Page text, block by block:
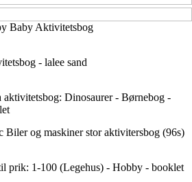
Baby Aktivitetsbog
- lalee sand
aktivitetsbog: Dinosaurer - Børnebog -
Biler og maskiner stor aktivitersbog (96s)
prik: 1-100 (Legehus) - Hobby - booklet